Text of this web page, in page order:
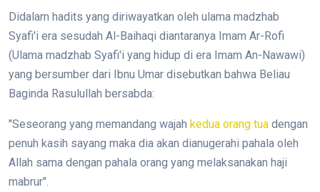
Didalam hadits yang diriwayatkan oleh ulama madzhab
Syafi'i era sesudah Al-Baihaqi diantaranya Imam Ar-Rofi
(Ulama madzhab Syafi'i yang hidup di era Imam An-Nawawi)
yang bersumber dari Ibnu Umar disebutkan bahwa Beliau
Baginda Rasulullah bersabda:
"Seseorang yang memandang wajah kedua orang tua dengan
penuh kasih sayang maka dia akan dianugerahi pahala oleh
Allah sama dengan pahala orang yang melaksanakan haji
mabrur".